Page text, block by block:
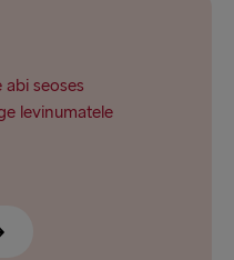
abi seoses
levinumatele